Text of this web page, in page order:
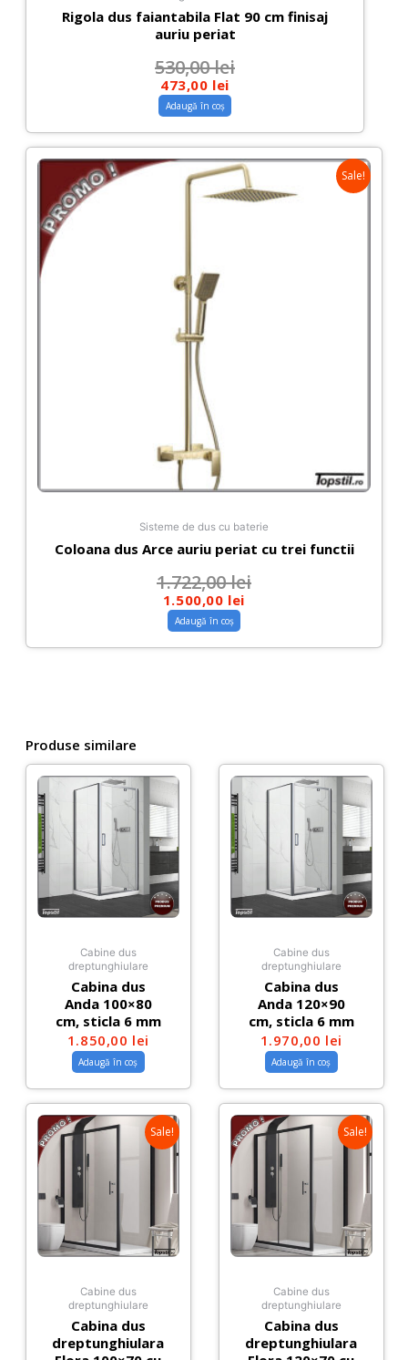
Rigola dus faiantabila Flat 90 cm finisaj
auriu periat
530,00lei
473,00 lei
Adaugă în coș
Sale!
Sisteme de dus cu baterie
Coloana dus Arce auriu periat cu trei functii
1.722,00lei
1.500,00 lei
Adaugă în coș
Produse similare
Cabine dus
dreptunghiulare
Cabina dus
Anda 100×80
cm, sticla 6 mm
1.850,00 lei
Adaugă în coș
Cabine dus
dreptunghiulare
Cabina dus
Anda 120×90
cm, sticla 6 mm
1.970,00 lei
Adaugă în coș
Sale!
Cabine dus
dreptunghiulare
Cabina dus
dreptunghiulara
Sale!
Cabine dus
dreptunghiulare
Cabina dus
dreptunghiulara